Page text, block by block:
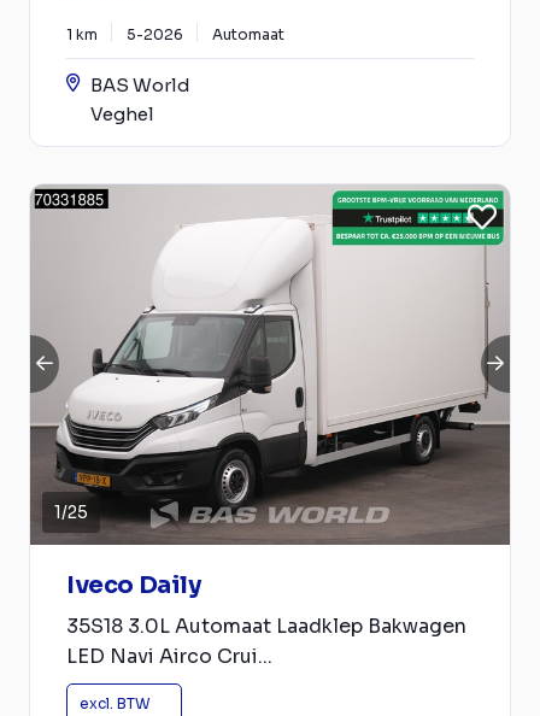
1 km 5-2026 Automaat
BAS World
Veghel
1/25
Iveco Daily
35S18 3.0L Automaat Laadklep Bakwagen
LED Navi Airco Crui...
excl. BTW